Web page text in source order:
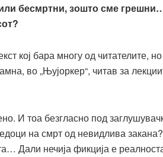
бесмртни, зошто сме
кој бара многу од читателите,
во „Њујоркер“, читав за
И тоа безгласно под
на смрт од невидлива
Дали нечија фикција е